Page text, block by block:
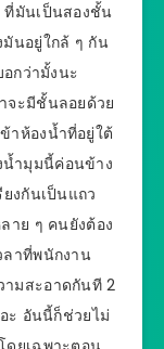
ที่มันเป็นสองชั้น
นอยู่ใกล้ ๆ กัน
กว่ามั้งนะ
จะมีชั้นลอยด้วย
าห้องน้ำที่อยู่ใต้
ำมุมนี้ค่อนข้าง
งกันเป็นแถว
าย ๆ คนยังต้อง
ลาที่พนักงาน
ามสะอาดกันที 2
ะ อันนี้ก็ช่วยไม่